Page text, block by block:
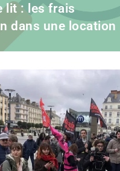
lit : les frais
dans une location